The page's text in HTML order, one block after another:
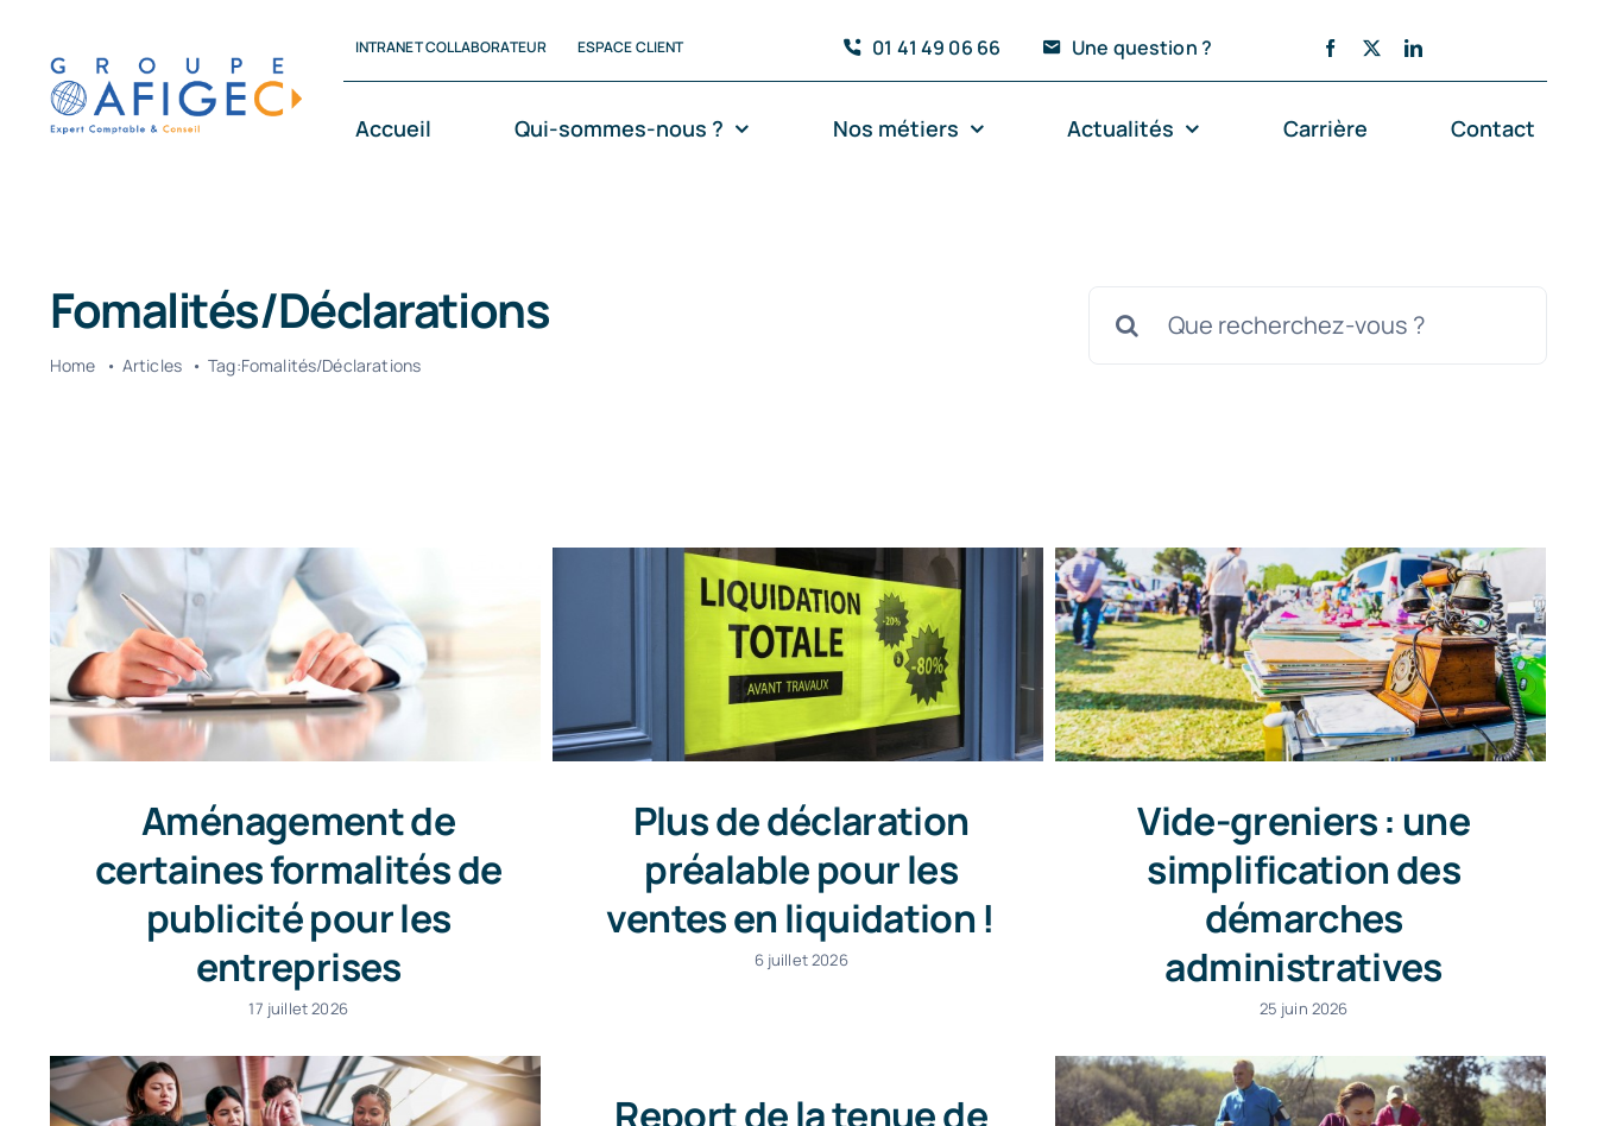
contenu
INTRANET COLLABORATEUR ESPACE CLIENT 01 41 49 06 66 Une question ?
Accueil Qui-sommes-nous ? Nos métiers Actualités Carrière Contact
Fomalités/Déclarations
Home Articles Tag:Fomalités/Déclarations
Aménagement de
certaines formalités de
publicité pour les
entreprises
17 juillet 2026
Plus de déclaration
préalable pour les
ventes en liquidation !
6 juillet 2026
Vide-greniers : une
simplification des
démarches
administratives
25 juin 2026
Report de la tenue de